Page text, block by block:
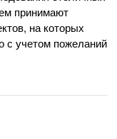
принимают
на которых
с учетом пожеланий